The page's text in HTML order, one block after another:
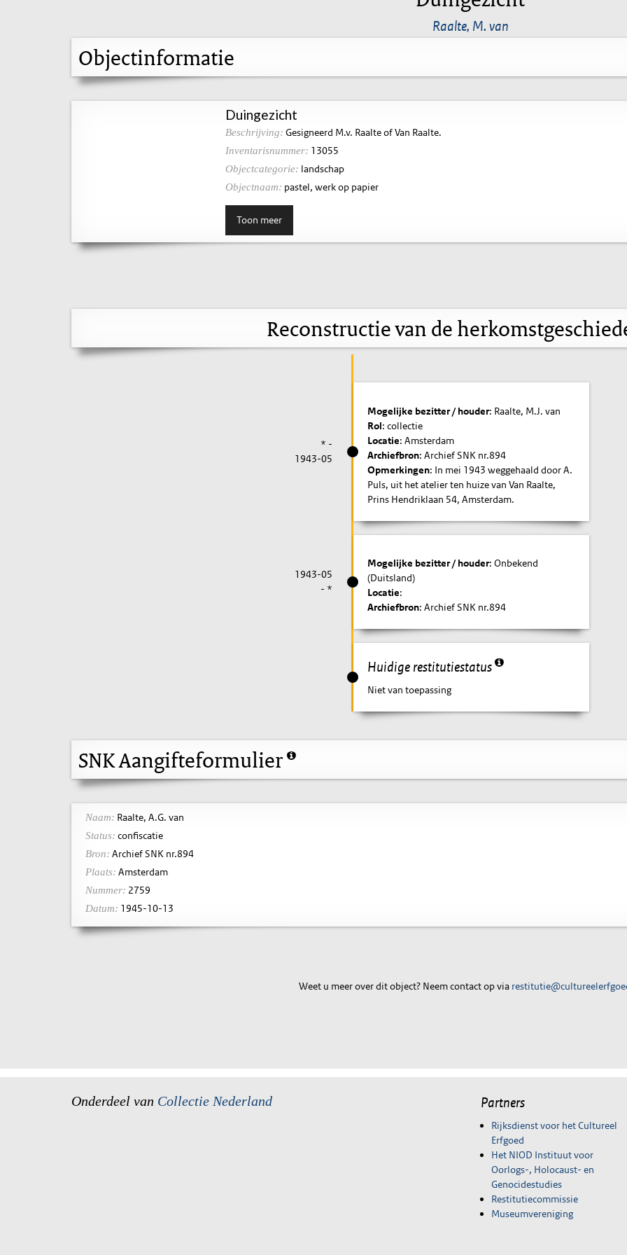
Raalte, M. van
Objectinformatie
Duingezicht
Beschrijving: Gesigneerd M.v. Raalte of Van Raalte.
Inventarisnummer: 13055
Objectcategorie: landschap
Objectnaam: pastel, werk op papier
Toon meer
Reconstructie van de
* -
1943-05
Mogelijke bezitter / houder: Raalte, M.J. van
Rol: collectie
Locatie: Amsterdam
Archiefbron: Archief SNK nr.894
Opmerkingen: In mei 1943 weggehaald door A.
Puls, uit het atelier ten huize van Van Raalte,
Prins Hendriklaan 54, Amsterdam.
1943-05
- *
Mogelijke bezitter / houder: Onbekend
(Duitsland)
Locatie:
Archiefbron: Archief SNK nr.894
Huidige restitutiestatus
Niet van toepassing
SNK Aangifteformulier
Naam: Raalte, A.G. van
Status: confiscatie
Bron: Archief SNK nr.894
Plaats: Amsterdam
Nummer: 2759
Datum: 1945-10-13
Weet u meer over dit object? Neem contact op via
Onderdeel van Collectie Nederland Partners
Rijksdienst voor het Cultureel
Erfgoed
Het NIOD Instituut voor
Oorlogs-, Holocaust- en
Genocidestudies
Restitutiecommissie
Museumvereniging